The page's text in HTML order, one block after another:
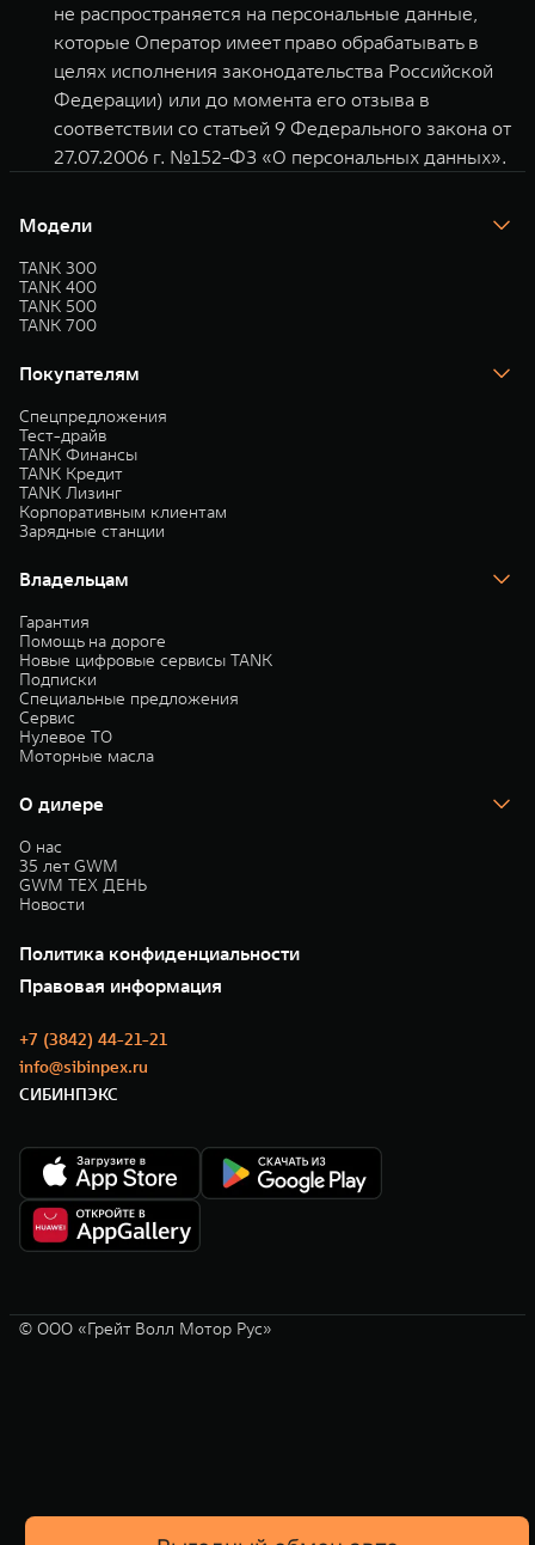
не распространяется на персональные данные,
которые Оператор имеет право обрабатывать в
целях исполнения законодательства Российской
Федерации) или до момента его отзыва в
соответствии со статьей 9 Федерального закона от
27.07.2006 г. №152-ФЗ «О персональных данных».
Модели
TANK 300
TANK 400
TANK 500
TANK 700
Покупателям
Спецпредложения
Тест-драйв
TANK Финансы
TANK Кредит
TANK Лизинг
Корпоративным клиентам
Зарядные станции
Владельцам
Гарантия
Помощь на дороге
Новые цифровые сервисы TANK
Подписки
Специальные предложения
Сервис
Нулевое ТО
Моторные масла
О дилере
О нас
35 лет GWM
GWM ТЕХ ДЕНЬ
Новости
Политика конфиденциальности
Правовая информация
+7 (3842) 44-21-21
info@sibinpex.ru
СИБИНПЭКС
© ООО «Грейт Волл Мотор Рус»